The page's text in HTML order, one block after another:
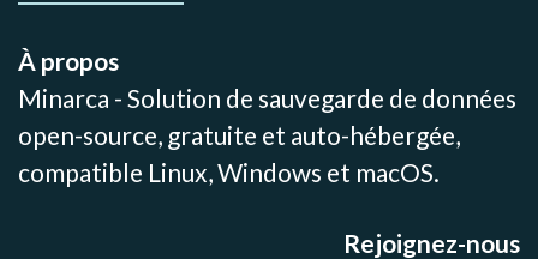
À propos
Minarca - Solution de sauvegarde de données
open-source, gratuite et auto-hébergée,
compatible Linux, Windows et macOS.
Rejoignez-nous